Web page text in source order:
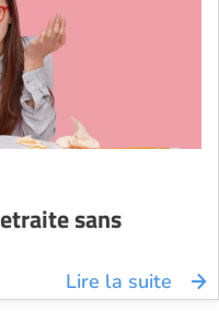
sans
Lire la suite